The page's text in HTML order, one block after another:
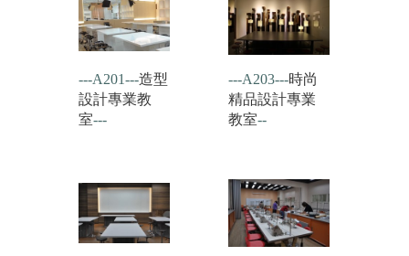
---A201---造型
設計專業教
室---
---A203---時尚
精品設計專業
教室--